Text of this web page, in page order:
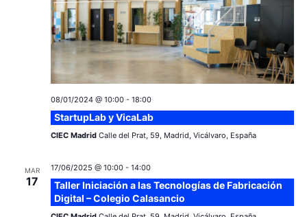
08/01/2024 @ 10:00- 18:00
StartupLab y VicaLab
CIEC Madrid Calle del Prat, 59, Madrid, Vicálvaro, España
MAR
17
17/06/2025 @ 10:00- 14:00
Taller Iniciación a las Tecnologías de Fabricación
Digital – Colegio Calasancio